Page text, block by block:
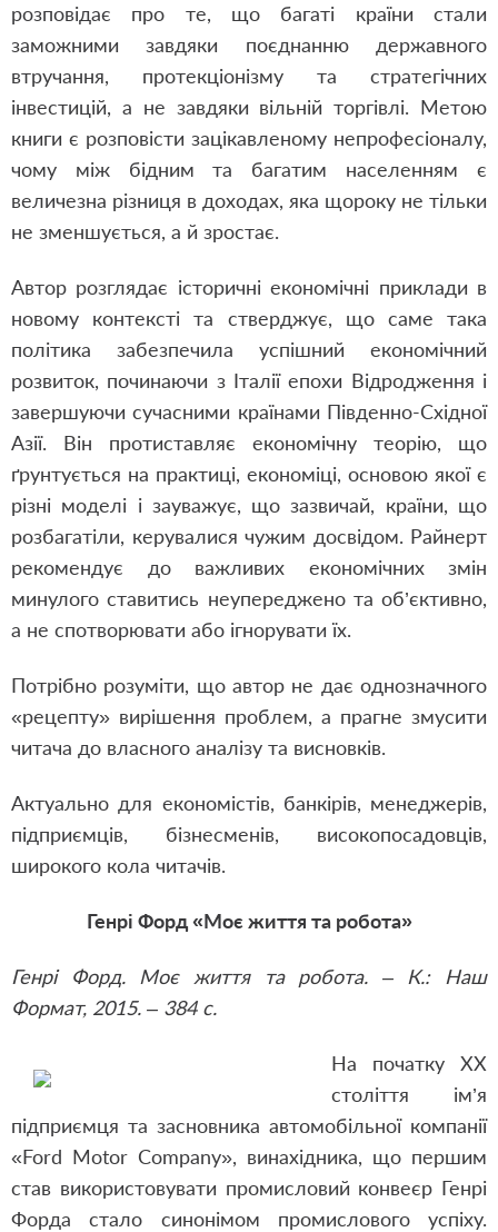
розповідає про те, що багаті країни стали
заможними завдяки поєднанню державного
втручання, протекціонізму та стратегічних
інвестицій, а не завдяки вільній торгівлі. Метою
книги є розповісти зацікавленому непрофесіоналу,
чому між бідним та багатим населенням є
величезна різниця в доходах, яка щороку не тільки
не зменшується, а й зростає.
Автор розглядає історичні економічні приклади в
новому контексті та стверджує, що саме така
політика забезпечила успішний економічний
розвиток, починаючи з Італії епохи Відродження і
завершуючи сучасними країнами Південно-Східної
Азії. Він протиставляє економічну теорію, що
ґрунтується на практиці, економіці, основою якої є
різні моделі і зауважує, що зазвичай, країни, що
розбагатіли, керувалися чужим досвідом. Райнерт
рекомендує до важливих економічних змін
минулого ставитись неупереджено та об’єктивно,
а не спотворювати або ігнорувати їх.
Потрібно розуміти, що автор не дає однозначного
«рецепту» вирішення проблем, а прагне змусити
читача до власного аналізу та висновків.
Актуально для економістів, банкірів, менеджерів,
підприємців, бізнесменів, високопосадовців,
широкого кола читачів.
Генрі Форд «Моє життя та робота»
Генрі Форд. Моє життя та робота. – К.: Наш
Формат, 2015. – 384 с.
На початку ХХ
століття ім’я
підприємця та засновника автомобільної компанії
«Ford Motor Company», винахідника, що першим
став використовувати промисловий конвеєр Генрі
Форда стало синонімом промислового успіху.